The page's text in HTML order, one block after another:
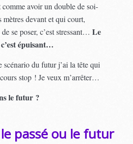
comme avoir un double de soi-
mètres devant et qui court,
se poser, c’est stressant…Le
épuisant…
scénario du futur j’ai la tête qui
stop ! Je veux m’arrêter…
le futur ?
passé ou le futur